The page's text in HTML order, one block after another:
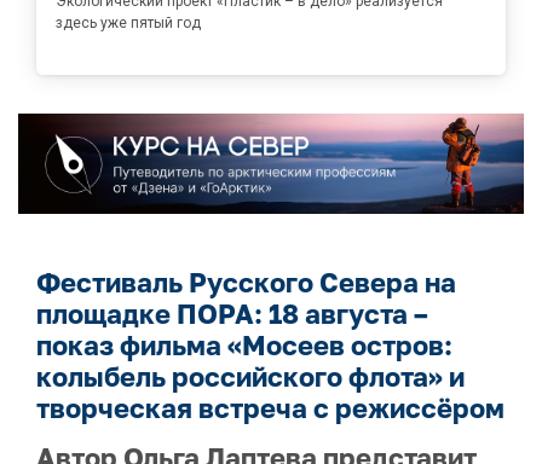
здесь уже пятый год
Фестиваль Русского Севера на
площадке ПОРА: 18 августа –
показ фильма «Мосеев остров:
колыбель российского флота» и
творческая встреча с режиссёром